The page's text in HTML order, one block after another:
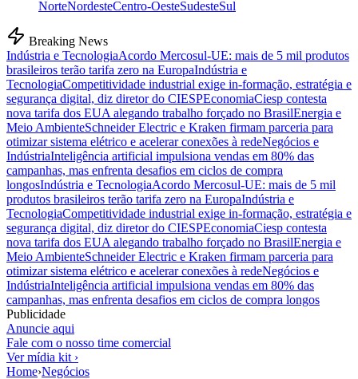
NorteNordesteCentro-OesteSudesteSul
Breaking News
Indústria e TecnologiaAcordo Mercosul-UE: mais de 5 mil produtos
brasileiros terão tarifa zero na EuropaIndústria e
TecnologiaCompetitividade industrial exige in-formação, estratégia e
segurança digital, diz diretor do CIESPEconomiaCiesp contesta
nova tarifa dos EUA alegando trabalho forçado no BrasilEnergia e
Meio AmbienteSchneider Electric e Kraken firmam parceria para
otimizar sistema elétrico e acelerar conexões à redeNegócios e
IndústriaInteligência artificial impulsiona vendas em 80% das
campanhas, mas enfrenta desafios em ciclos de compra
longosIndústria e TecnologiaAcordo Mercosul-UE: mais de 5 mil
produtos brasileiros terão tarifa zero na EuropaIndústria e
TecnologiaCompetitividade industrial exige in-formação, estratégia e
segurança digital, diz diretor do CIESPEconomiaCiesp contesta
nova tarifa dos EUA alegando trabalho forçado no BrasilEnergia e
Meio AmbienteSchneider Electric e Kraken firmam parceria para
otimizar sistema elétrico e acelerar conexões à redeNegócios e
IndústriaInteligência artificial impulsiona vendas em 80% das
campanhas, mas enfrenta desafios em ciclos de compra longos
Publicidade
Anuncie aqui
Fale com o nosso time comercial
Ver mídia kit ›
Home›Negócios